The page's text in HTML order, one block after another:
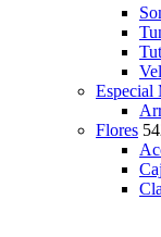
Especial
Flores